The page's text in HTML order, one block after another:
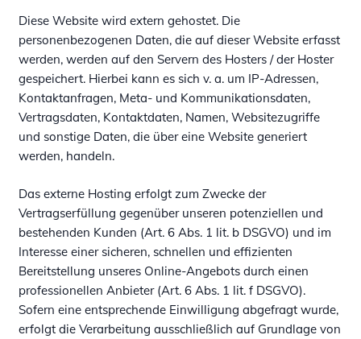
Diese Website wird extern gehostet. Die
personenbezogenen Daten, die auf dieser Website erfasst
werden, werden auf den Servern des Hosters / der Hoster
gespeichert. Hierbei kann es sich v. a. um IP-Adressen,
Kontaktanfragen, Meta- und Kommunikationsdaten,
Vertragsdaten, Kontaktdaten, Namen, Websitezugriffe
und sonstige Daten, die über eine Website generiert
werden, handeln.
Das externe Hosting erfolgt zum Zwecke der
Vertragserfüllung gegenüber unseren potenziellen und
bestehenden Kunden (Art. 6 Abs. 1 lit. b DSGVO) und im
Interesse einer sicheren, schnellen und effizienten
Bereitstellung unseres Online-Angebots durch einen
professionellen Anbieter (Art. 6 Abs. 1 lit. f DSGVO).
Sofern eine entsprechende Einwilligung abgefragt wurde,
erfolgt die Verarbeitung ausschließlich auf Grundlage von